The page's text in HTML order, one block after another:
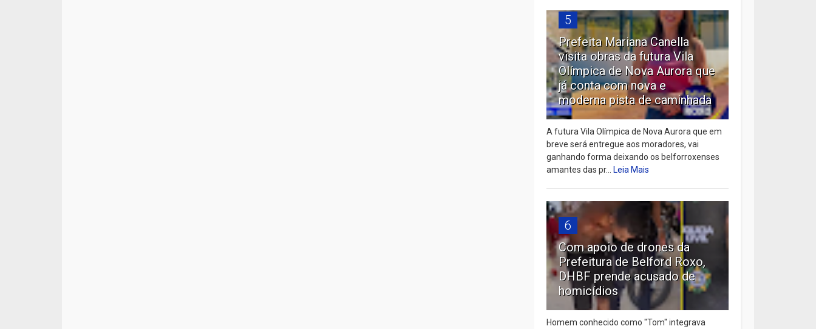
5
Prefeita Mariana Canella
visita obras da futura Vila
Olímpica de Nova Aurora que
já conta com nova e
moderna pista de caminhada
A futura Vila Olímpica de Nova Aurora que em
breve será entregue aos moradores, vai
ganhando forma deixando os belforroxenses
amantes das pr...Leia Mais
6
Com apoio de drones da
Prefeitura de Belford Roxo,
DHBF prende acusado de
homicídios
Homem conhecido como "Tom" integrava